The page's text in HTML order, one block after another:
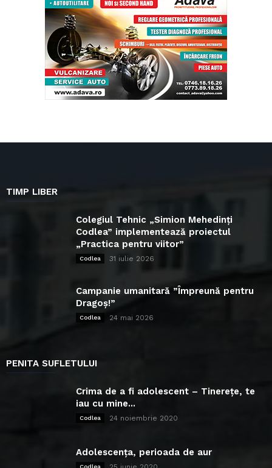
TIMP LIBER
Colegiul Tehnic „Simion Mehedinți
Codlea” implementează proiectul
„Practica pentru viitor”
Codlea 31 iulie 2026
Campanie umanitară ”Împreună pentru
Dragoș!”
Codlea 24 mai 2026
PENITA SUFLETULUI
Crima de a fi adolescent – Tinerețe, te
iau cu mine...
Codlea 24 noiembrie 2020
Adolescența, perioada de aur
Codlea